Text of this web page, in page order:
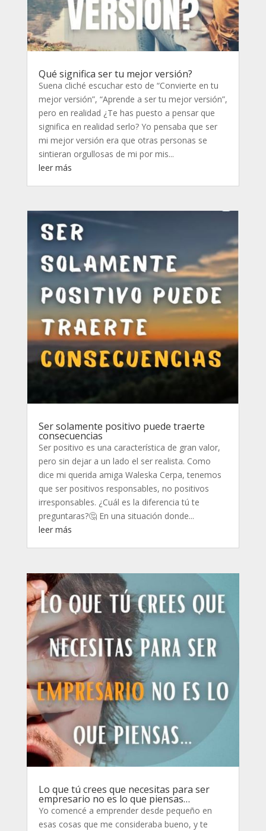
Qué significa ser tu mejor versión?
Suena cliché escuchar esto de “Convierte en tu
mejor versión”, “Aprende a ser tu mejor versión”,
pero en realidad ¿Te has puesto a pensar que
significa en realidad serlo? Yo pensaba que ser
mi mejor versión era que otras personas se
sintieran orgullosas de mi por mis...
leer más
Ser solamente positivo puede traerte
consecuencias
Ser positivo es una característica de gran valor,
pero sin dejar a un lado el ser realista. Como
dice mi querida amiga Waleska Cerpa, tenemos
que ser positivos responsables, no positivos
irresponsables. ¿Cuál es la diferencia tú te
preguntaras?🤔 En una situación donde...
leer más
Lo que tú crees que necesitas para ser
empresario no es lo que piensas…
Yo comencé a emprender desde pequeño en
esas cosas que me consideraba bueno, y te